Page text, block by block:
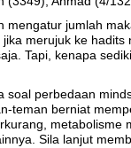
jumlah
merujuk ke hadits
Tapi, kenapa
soal perbedaan
teman berniat
metabolisme
Sila lanjut